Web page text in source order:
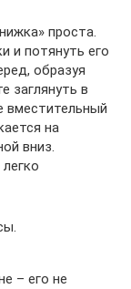
проста.
и потянуть его
образуя
заглянуть в
вместительный
на
вниз.
– его не